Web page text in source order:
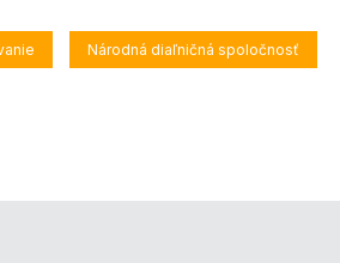
Národná diaľničná spoločnosť